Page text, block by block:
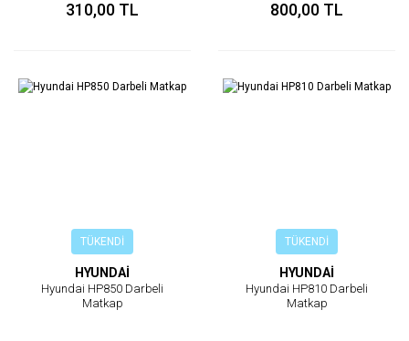
310,00 TL 800,00 TL
TÜKENDİ
HYUNDAİ
Hyundai HP850 Darbeli
Matkap
TÜKENDİ
HYUNDAİ
Hyundai HP810 Darbeli
Matkap